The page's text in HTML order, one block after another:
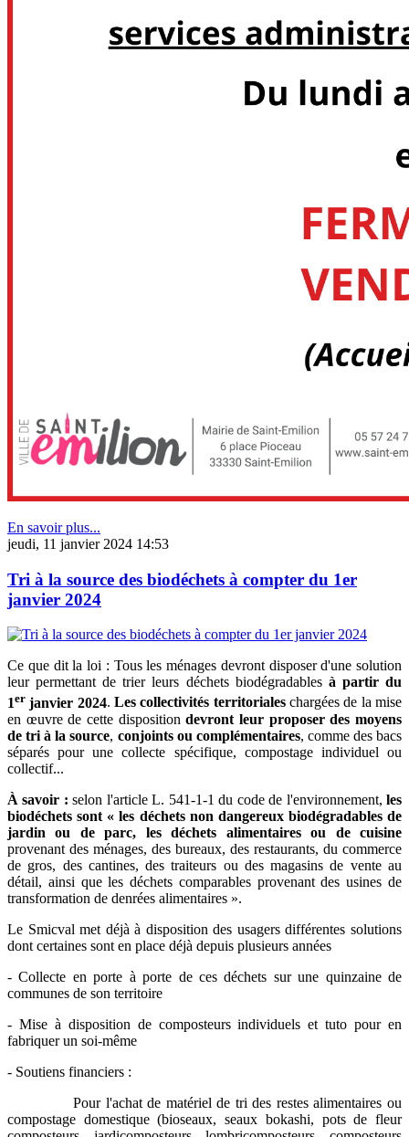
En savoir plus...
jeudi, 11 janvier 2024 14:53
Tri à la source des biodéchets à compter du 1er
janvier 2024
Ce que dit la loi : Tous les ménages devront disposer d'une solution
leur permettant de trier leurs déchets biodégradables à partir du
1er janvier 2024.Les collectivités territorialeschargées de la mise
en œuvre de cette dispositiondevront leur proposer des moyens
de tri à la source, conjoints ou complémentaires, comme des bacs
séparés pour une collecte spécifique, compostage individuel ou
collectif...
À savoir :selon l'article L. 541-1-1 du code de l'environnement,les
biodéchets sont « les déchets non dangereux biodégradables de
jardin ou de parc, les déchets alimentaires ou de cuisine
provenant des ménages, des bureaux, des restaurants, du commerce
de gros, des cantines, des traiteurs ou des magasins de vente au
détail, ainsi que les déchets comparables provenant des usines de
transformation de denrées alimentaires ».
Le Smicval met déjà à disposition des usagers différentes solutions
dont certaines sont en place déjà depuis plusieurs années
- Collecte en porte à porte de ces déchets sur une quinzaine de
communes de son territoire
- Mise à disposition de composteurs individuels et tuto pour en
fabriquer un soi-même
- Soutiens financiers :
Pour l'achat de matériel de tri des restes alimentaires ou
compostage domestique (bioseaux, seaux bokashi, pots de fleur